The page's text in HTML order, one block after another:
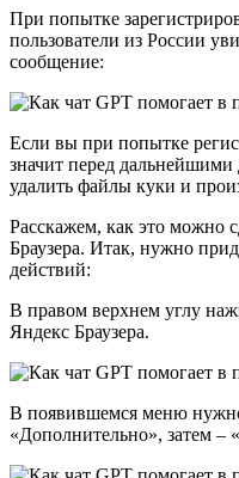
При попытке
пользователи из России
сообщение:
Если вы при попытке
значит перед
удалить файлы куки и
Расскажем, как это можно
Браузера. Итак, нужно
действий:
В правом верхнем углу
Яндекс Браузера.
В появившемся меню
«Дополнительно», затем –